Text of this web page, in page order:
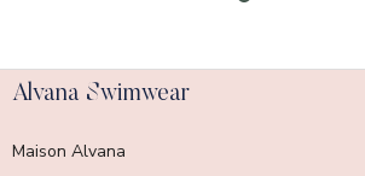
Alvana Swimwear
Maison Alvana